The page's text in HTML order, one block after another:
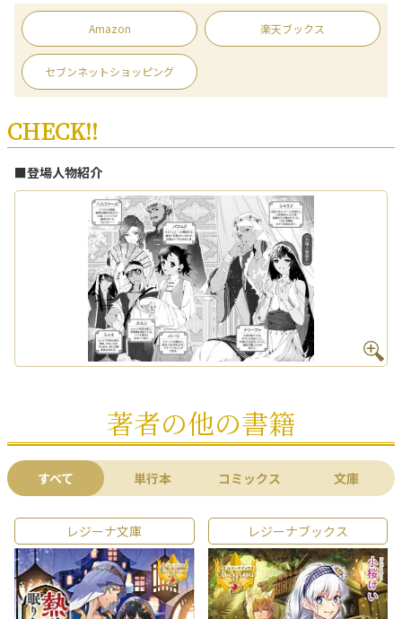
Amazon 楽天ブックス
セブンネットショッピング
CHECK!!
■登場人物紹介
著者の他の書籍
すべて 単行本 コミックス 文庫
レジーナ文庫 レジーナブックス